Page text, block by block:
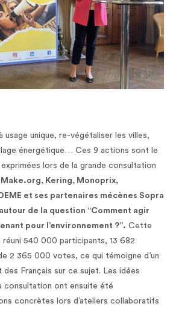
usage unique, re-végétaliser les villes,
énergétique… Ces 9 actions sont le
lors de la grande consultation
Make.org, Kering, Monoprix,
et ses partenaires mécènes Sopra
de la question “Comment agir
pour l’environnement ?”. Cette
540 000 participants, 13 682
2 365 000 votes, ce qui témoigne d’un
Français sur ce sujet. Les idées
consultation ont ensuite été
concrètes lors d’ateliers collaboratifs